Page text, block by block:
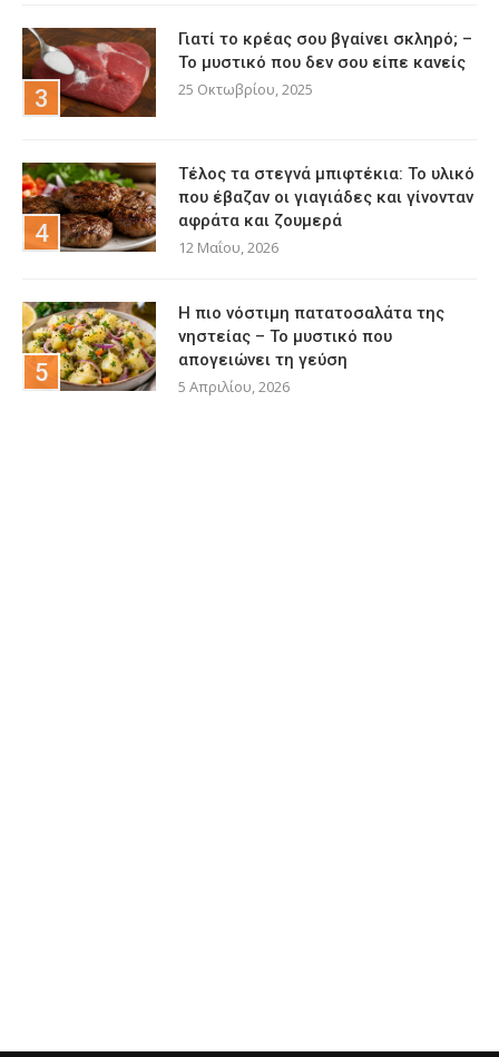
Γιατί το κρέας σου βγαίνει σκληρό; –
Το μυστικό που δεν σου είπε κανείς
25 Οκτωβρίου, 2025
Τέλος τα στεγνά μπιφτέκια: Το υλικό
που έβαζαν οι γιαγιάδες και γίνονταν
αφράτα και ζουμερά
12 Μαΐου, 2026
Η πιο νόστιμη πατατοσαλάτα της
νηστείας – Το μυστικό που
απογειώνει τη γεύση
5 Απριλίου, 2026